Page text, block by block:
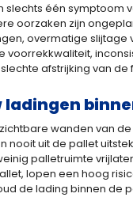
slechts één symptoom
oorzaken zijn
overmatige slijtage
voorrekkwaliteit,
afstrijking van de
ladingen
wanden van
nooit uit de pallet
palletruimte
lopen een hoog
de lading binnen de